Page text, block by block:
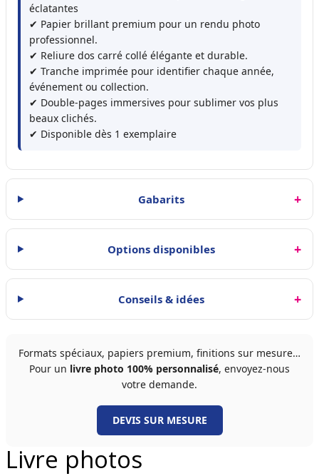
éclatantes
✔ Papier brillant premium pour un rendu photo
professionnel.
✔ Reliure dos carré collé élégante et durable.
✔ Tranche imprimée pour identifier chaque année,
événement ou collection.
✔ Double-pages immersives pour sublimer vos plus
beaux clichés.
✔ Disponible dès 1 exemplaire
Gabarits
Options disponibles
Conseils & idées
Formats spéciaux, papiers premium, finitions sur mesure…
Pour un livre photo 100% personnalisé, envoyez-nous
votre demande.
DEVIS SUR MESURE
Livre photos